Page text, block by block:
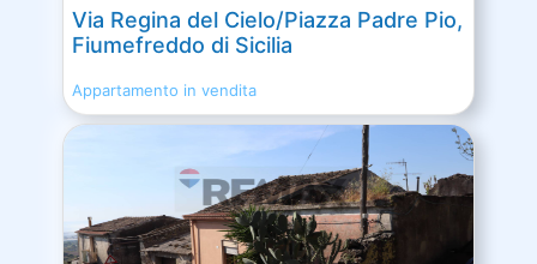
Via Regina del Cielo/Piazza Padre Pio,
Fiumefreddo di Sicilia
Appartamento in vendita